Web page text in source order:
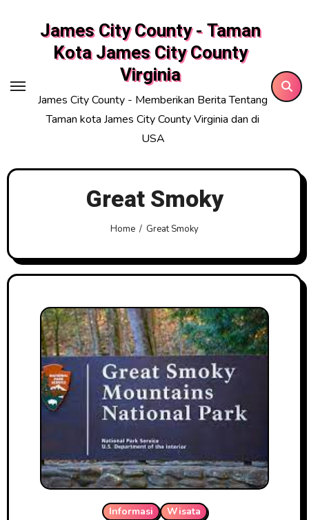
James City County - Taman
Kota James City County
Virginia
James City County - Memberikan Berita Tentang
Taman kota James City County Virginia dan di
USA
Great Smoky
Home Great Smoky
Informasi Wisata